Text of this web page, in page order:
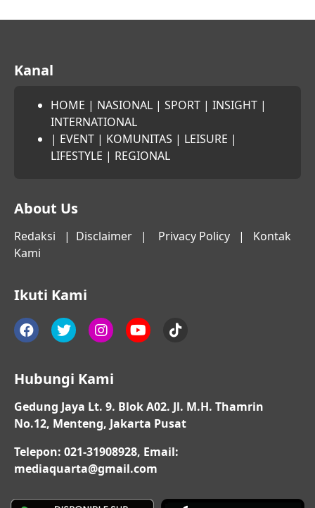
Kanal
HOME | NASIONAL | SPORT | INSIGHT |
INTERNATIONAL
| EVENT | KOMUNITAS | LEISURE |
LIFESTYLE | REGIONAL
About Us
Redaksi | Disclaimer | Privacy Policy | Kontak
Kami
Ikuti Kami
Hubungi Kami
Gedung Jaya Lt. 9. Blok A02. Jl. M.H. Thamrin
No.12, Menteng, Jakarta Pusat
Telepon: 021-31908928, Email:
mediaquarta@gmail.com